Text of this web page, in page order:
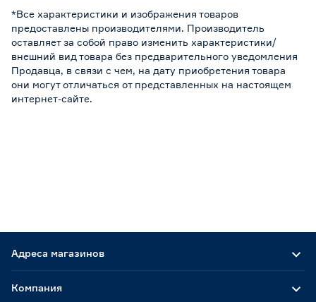
*Все характеристики и изображения товаров
предоставлены производителями. Производитель
оставляет за собой право изменить характеристики/
внешний вид товара без предварительного уведомления
Продавца, в связи с чем, на дату приобретения товара
они могут отличаться от представленных на настоящем
интернет-сайте.
Адреса магазинов
Компания